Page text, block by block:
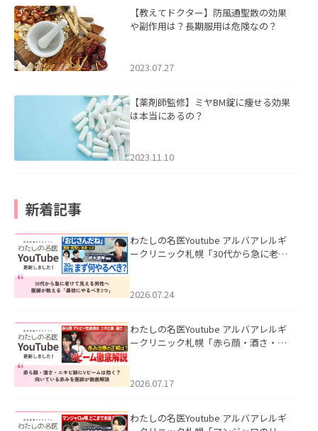
【教えてドクター】防風通聖散の効果
や副作用は？長期服用は危険なの？
2023.07.27
【薬剤師監修】ミヤBM錠に痩せる効果
は本当にあるの？
2023.11.10
新着記事
わたしの名医Youtube アルバアレルギ
ークリニック札幌「30代から急に老け
た。
2026.07.24
わたしの名医Youtube アルバアレルギ
ークリニック札幌「赤ら顔・酒さ・ニ
した。
2026.07.17
わたしの名医Youtube アルバアレルギ